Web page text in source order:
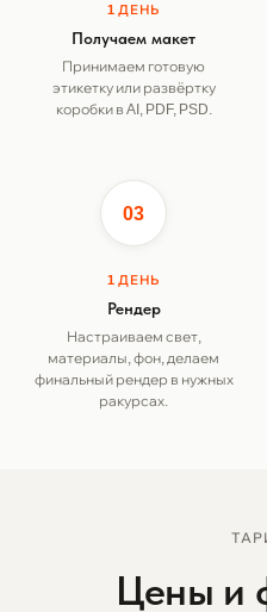
1 ДЕНЬ
Получаем макет
Принимаем готовую
этикетку или развёртку
коробки в AI, PDF, PSD.
03
1 ДЕНЬ
Рендер
Настраиваем свет,
материалы, фон, делаем
финальный рендер в нужных
ракурсах.
Цены и